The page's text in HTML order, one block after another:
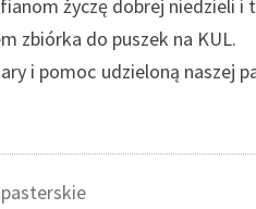
życzę dobrej niedzieli
zbiórka do puszek na KUL.
i pomoc udzieloną naszej